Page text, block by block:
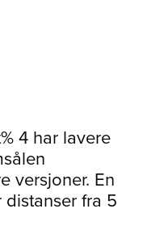
4 har lavere
versjoner. En
fra 5